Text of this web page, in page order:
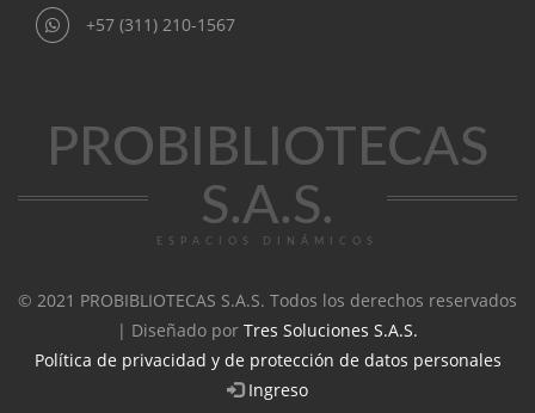
+57 (311) 210-1567
PROBIBLIOTECAS
S.A.S.
ESPACIOS DINÁMICOS
© 2021 PROBIBLIOTECAS S.A.S. Todos los derechos reservados
| Diseñado por Tres Soluciones S.A.S.
Política de privacidad y de protección de datos personales
Ingreso